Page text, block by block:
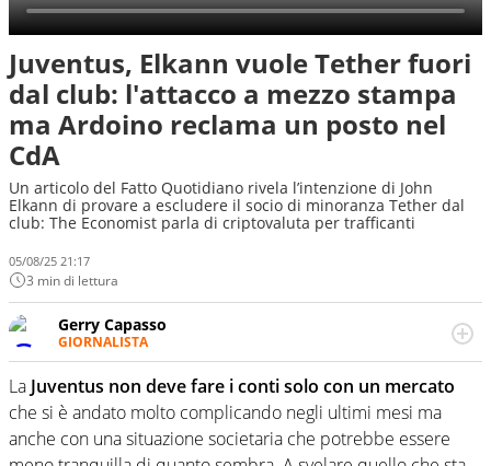
Juventus, Elkann vuole Tether fuori
dal club: l'attacco a mezzo stampa
ma Ardoino reclama un posto nel
CdA
Un articolo del Fatto Quotidiano rivela l’intenzione di John
Elkann di provare a escludere il socio di minoranza Tether dal
club: The Economist parla di criptovaluta per trafficanti
05/08/25 21:17
3 min di lettura
Gerry Capasso
GIORNALISTA
Per lui gli sport americani non hanno segreti: basket,
football, baseball e la capacità innata di trovare la notizia
dove altri non vedono granché
La Juventus non deve fare i conti solo con un mercato
che si è andato molto complicando negli ultimi mesi ma
anche con una situazione societaria che potrebbe essere